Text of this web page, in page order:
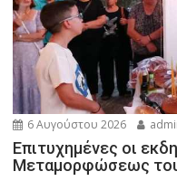
6 Αυγούστου 2026
Επιτυχημένες οι
Μεταμορφώσεως